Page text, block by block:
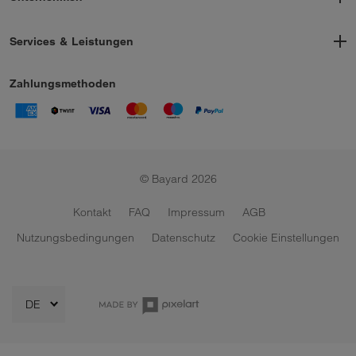
Kontakt
Services & Leistungen
Ski- und Snowboardservice
Skidepots
Zahlungsmethoden
© Bayard 2026
Kontakt FAQ Impressum
AGB
Nutzungsbedingungen
Datenschutz Cookie Einstellungen